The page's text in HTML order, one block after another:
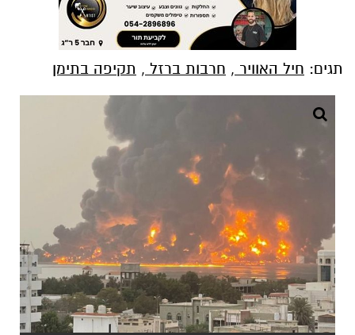
תגים: חיל האוויר , חרבות ברזל , תקיפה בתימן